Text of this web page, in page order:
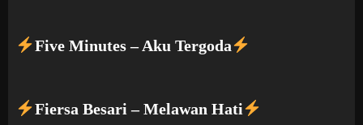
Five Minutes – Aku Tergoda
Fiersa Besari – Melawan Hati